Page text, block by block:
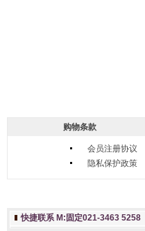
购物条款
会员注册协议
隐私保护政策
快捷联系 M:固定021-3463 5258